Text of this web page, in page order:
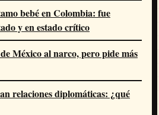
bebé en Colombia: fue
y en estado crítico
México al narco, pero pide más
relaciones diplomáticas: ¿qué